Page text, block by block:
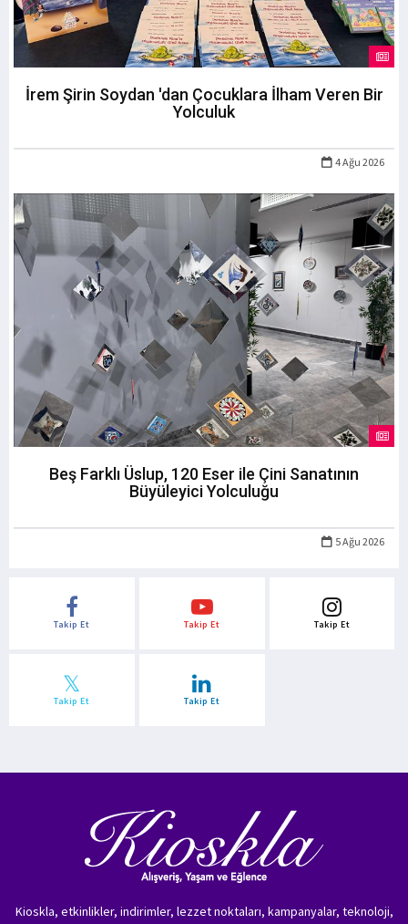
İrem Şirin Soydan 'dan Çocuklara İlham Veren Bir
Yolculuk
4 Ağu 2026
Beş Farklı Üslup, 120 Eser ile Çini Sanatının
Büyüleyici Yolculuğu
5 Ağu 2026
Takip Et Takip Et Takip Et
Takip Et Takip Et
Kioskla, etkinlikler, indirimler, lezzet noktaları, kampanyalar, teknoloji,